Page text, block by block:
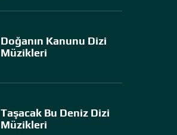
Doğanın Kanunu Dizi
Müzikleri
Taşacak Bu Deniz Dizi
Müzikleri